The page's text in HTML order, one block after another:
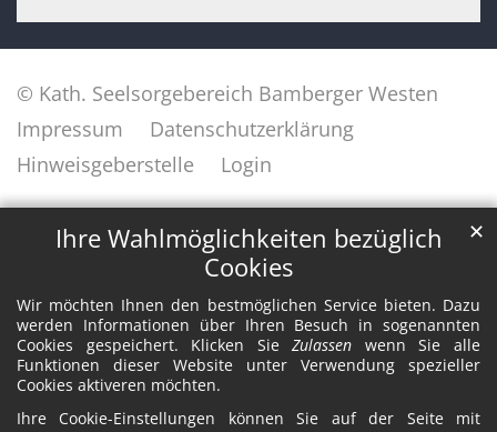
Ihre Wahlmöglichkeiten bezüglich
Cookies
Wir möchten Ihnen den bestmöglichen Service bieten. Dazu
werden Informationen über Ihren Besuch in sogenannten
Cookies gespeichert. Klicken SieZulassen wenn Sie alle
Funktionen dieser Website unter Verwendung spezieller
Cookies aktiveren möchten.
Ihre Cookie-Einstellungen können Sie auf der Seite mit
✕
© Kath. Seelsorgebereich Bamberger Westen
Impressum
Datenschutzerklärung
Hinweisgeberstelle
Login